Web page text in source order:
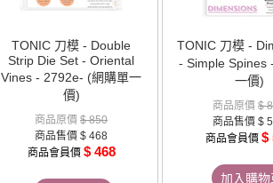
TONIC 刀模 - Double
Strip Die Set - Oriental
Vines - 2792e- (網購單一
價)
商品原價 $ 850
商品售價 $ 468
商品會員價 $ 468
TONIC 刀模 -
- Simple Spines
一價)
商品原價 $
商品售價 $
商品會員價 $
加入購物